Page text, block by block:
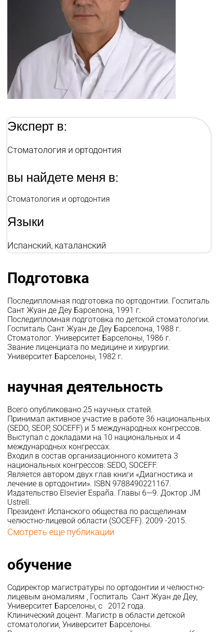
Эксперт в:
Стоматология и ортодонтия
вы найдете меня в:
Стоматология и ортодонтия
Языки
Испанский, каталанский
Подготовка
Последипломная подготовка по ортодонтии. Госпиталь
Сант Жуан де Деу Барселона, 1991 г.
Последипломная подготовка по детской стоматологии.
Госпиталь Сант Жуан де Деу Барселона, 1988 г.
Стоматолог. Университет Барселоны, 1986 г.
Звание лиценциата по медицине и хирургии.
Университет Барселоны, 1982 г.
научная деятельность
Всего опубликовано 25 научных статей.
Принимал активное участие в работе 36 национальных
(SEDO, SEOP, SOCEFF) и 5 международных конгрессов.
Выступал с докладами на 10 национальных и 4
международных конгрессах.
Входил в состав организационного комитета 3
национальных конгрессов: SEDO, SOCEFF.
Является автором двух глав книги «Диагностика и
лечение в ортодонтии». ISBN 9788490221167.
Издательство Elsevier España. Главы 6—9. Доктор JM
Ustrell.
Президент Испанского общества по расщелинам
челюстно-лицевой области (SOCEFF). 2009 -2015.
Смотреть еще публикации
обучение
Содиректор магистратуры по ортодонтии и челюстно-
лицевым аномалиям , Госпиталь Сант Жуан де Деу,
Университет Барселоны, с 2012 года.
Клинический доцент. Магистр в области детской
стоматологии, Университет Барселоны.